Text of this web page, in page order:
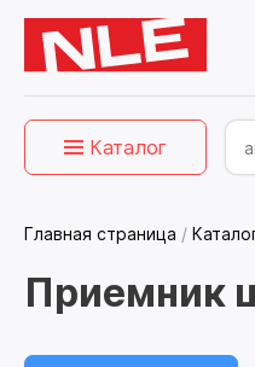
Каталог
Главная страница /
Приемник